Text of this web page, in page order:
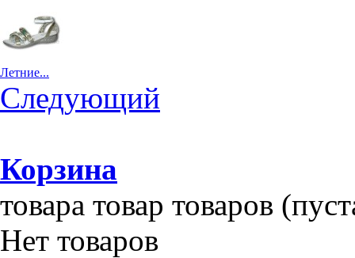
Летние...
Следующий
Корзина
товара товар товаров
Нет товаров